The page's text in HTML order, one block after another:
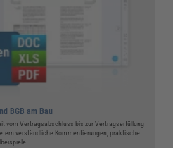
BGB am Bau
vom Vertragsabschluss bis zur Vertragserfüllung
verständliche Kommentierungen, praktische